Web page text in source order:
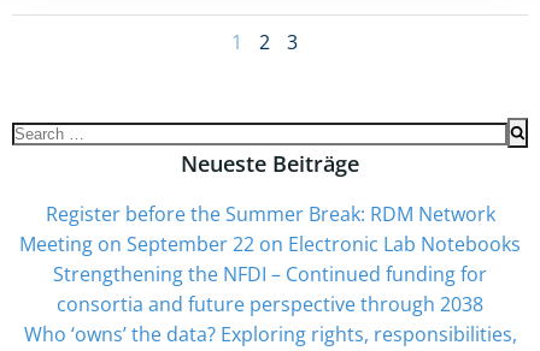
Posts
navigation
Page
1 Page
2 Page
3
Search
Neueste Beiträge
Register before the Summer Break: RDM Network
Meeting on September 22 on Electronic Lab Notebooks
Strengthening the NFDI – Continued funding for
consortia and future perspective through 2038
Who ‘owns’ the data? Exploring rights, responsibilities,